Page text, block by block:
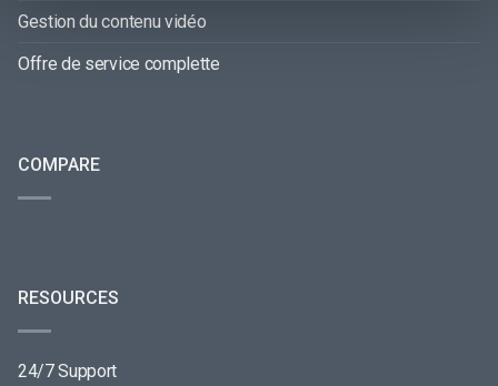
Gestion du contenu vidéo
Offre de service complette
COMPARE
RESOURCES
24/7 Support